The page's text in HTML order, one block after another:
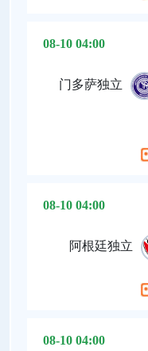
08-10 04:00
门多萨独立
08-10 04:00
阿根廷独立
08-10 04:00